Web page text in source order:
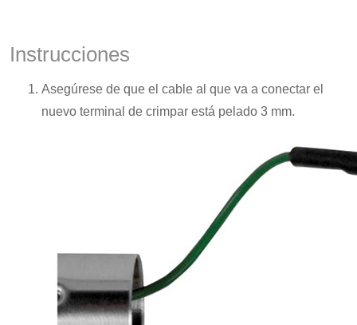
Instrucciones
Asegúrese de que el cable al que va a conectar el
nuevo terminal de crimpar está pelado 3 mm.